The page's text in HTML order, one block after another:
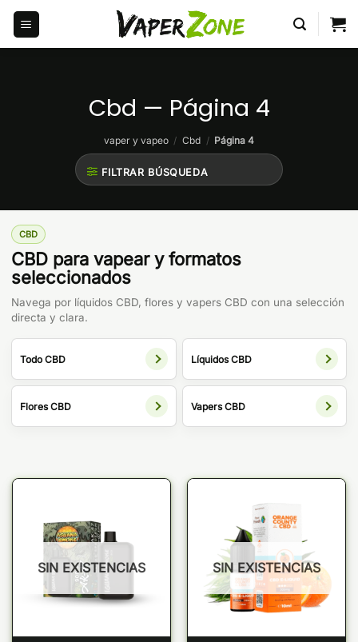
Saltar
contenido
Cbd — Página 4
vaper y vapeo / Cbd / Página 4
FILTRAR BÚSQUEDA
CBD
CBD para vapear y formatos
seleccionados
Navega por líquidos CBD, flores y vapers CBD con una selección
directa y clara.
Todo CBD Líquidos CBD
Flores CBD Vapers CBD
SIN EXISTENCIAS SIN EXISTENCIAS